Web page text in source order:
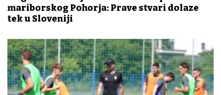
mariborskog Pohorja: Prave stvari dolaze
tek u Sloveniji